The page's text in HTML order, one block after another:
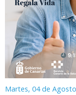
Martes, 04 de